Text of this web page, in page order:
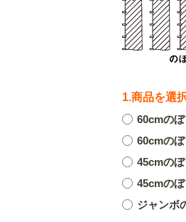
1.商品を選
60cmの
60cmの
45cmの
45cmの
ジャンボ